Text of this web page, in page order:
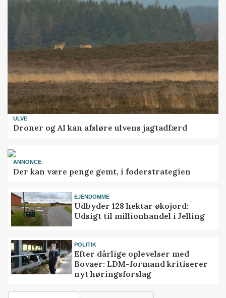
ULVE
Droner og AI kan afsløre ulvens jagtadfærd
ANNONCE
Der kan være penge gemt, i foderstrategien
EJENDOMME
Udbyder 128 hektar økojord:
Udsigt til millionhandel i Jelling
POLITIK
Efter dårlige oplevelser med
Bovaer: LDM-formand kritiserer
nyt høringsforslag